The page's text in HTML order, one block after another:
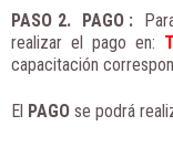
PASO 2. PAGO :
realizar el pago en:
capacitación
El PAGO se podrá